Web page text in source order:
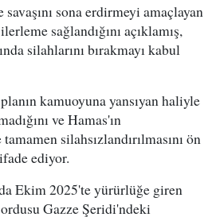
sona erdirmeyi amaçlayan
sağlandığını açıklamış,
silahlarını bırakmayı kabul
kamuoyuna yansıyan haliyle
ve Hamas'ın
silahsızlandırılmasını ön
ediyor.
Ekim 2025'te yürürlüğe giren
Gazze Şeridi'ndeki